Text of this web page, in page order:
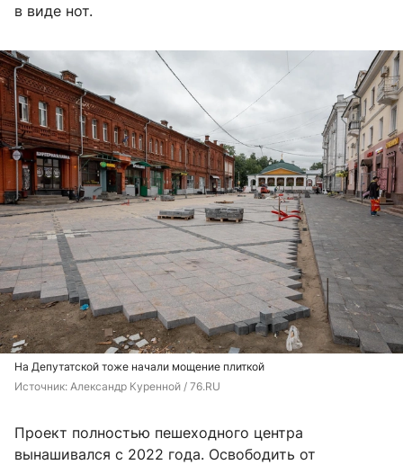
в виде нот.
На Депутатской тоже начали мощение плиткой
Источник: Александр Куренной / 76.RU
Проект полностью пешеходного центра
вынашивался с 2022 года. Освободить от